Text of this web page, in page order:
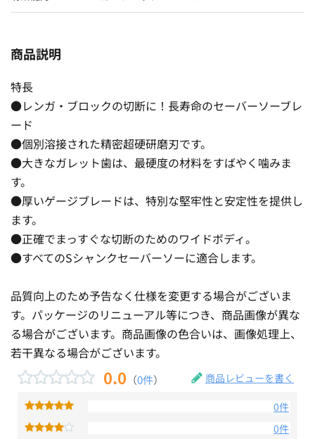
商品説明
特長
●レンガ・ブロックの切断に！長寿命のセーバーソーブレ
ード
●個別溶接された精密超硬研磨刃です。
●大きなガレット歯は、最硬度の材料をすばやく噛みま
す。
●厚いゲージブレードは、特別な堅牢性と安定性を提供し
ます。
●正確でまっすぐな切断のためのワイドボディ。
●すべてのSシャンクセーバーソーに適合します。
品質向上のため予告なく仕様を変更する場合がございま
す。パッケージのリニューアル等につき、商品画像が異な
る場合がございます。商品画像の色合いは、画像処理上、
若干異なる場合がございます。
0.0 （0件） 商品レビューを書く
0件
0件